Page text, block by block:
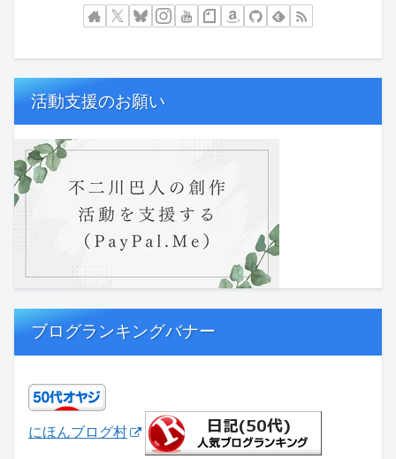
活動支援のお願い
ブログランキングバナー
にほんブログ村